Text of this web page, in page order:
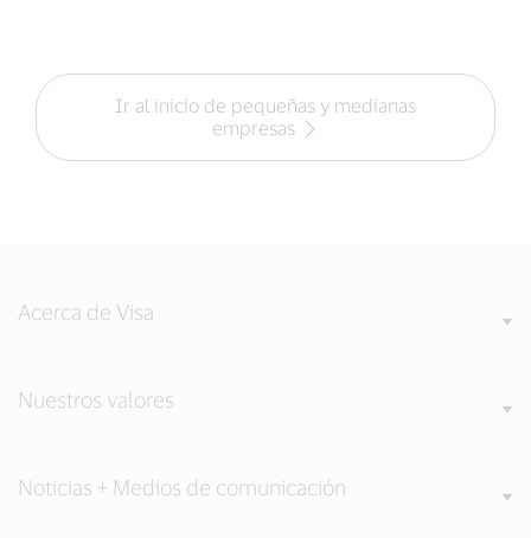
Ir al inicio de pequeñas y medianas
empresas
Acerca de Visa
Nuestros valores
Noticias + Medios de comunicación